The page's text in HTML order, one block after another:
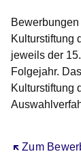
Kulturstiftung
jeweils der
Folgejahr.
Kulturstiftung
Zum
Öffnet sich in